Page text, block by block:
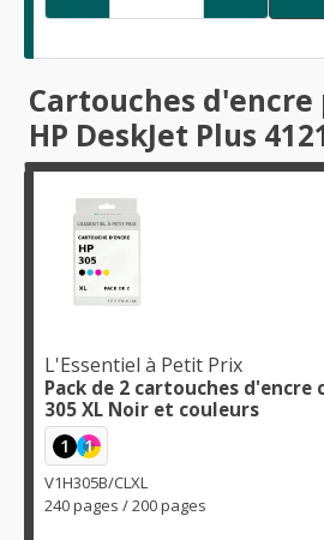
Cartouches d'encre
HP DeskJet Plus
L'Essentiel à Petit Prix
Pack de 2 cartouches d'encre
305 XL Noir et couleurs
1 1
V1H305B/CLXL
240 pages / 200 pages